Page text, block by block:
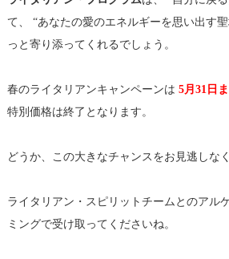
て、 “あなたの愛のエネルギーを思い出す
っと寄り添ってくれるでしょう。
春のライタリアンキャンペーンは 5月31日
特別価格は終了となります。
どうか、この大きなチャンスをお見逃しなく
ライタリアン・スピリットチームとのアル
ミングで受け取ってくださいね。